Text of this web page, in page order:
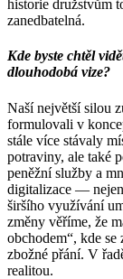
historie družstvům
zanedbatelná.
Kde byste chtěl
dlouhodobá vize?
Naší největší silou
formulovali v
stále více stávaly
potraviny, ale také
peněžní služby a
digitalizace —
širšího využívání
změny věříme, že
obchodem“, kde
zbožné přání. V
realitou.